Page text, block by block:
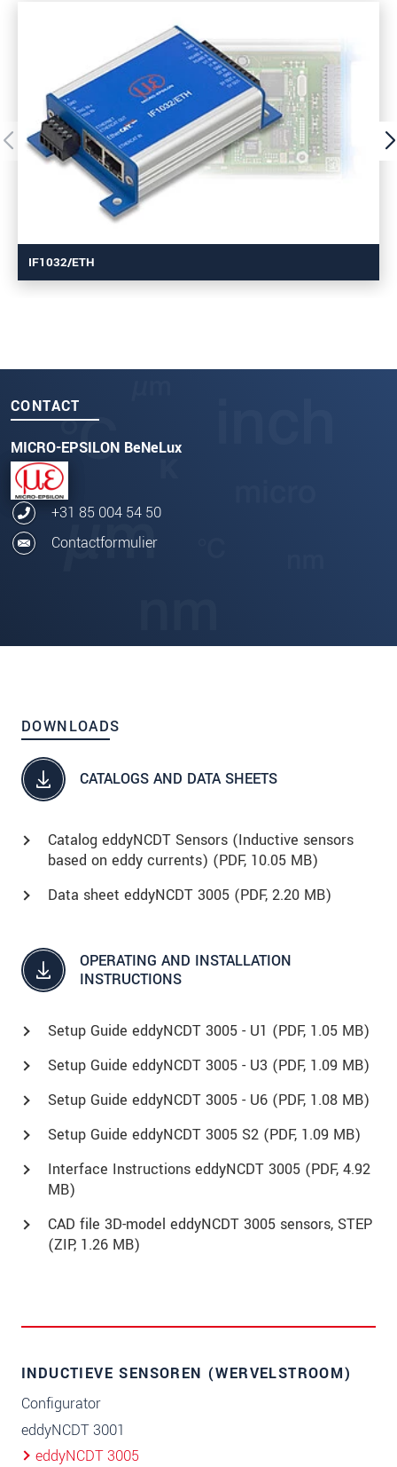
IF1032/ETH
CONTACT
MICRO-EPSILON BeNeLux
+31 85 004 54 50
Contactformulier
DOWNLOADS
CATALOGS AND DATA SHEETS
Catalog eddyNCDT Sensors (Inductive sensors
based on eddy currents) (PDF, 10.05 MB)
Data sheet eddyNCDT 3005 (PDF, 2.20 MB)
OPERATING AND INSTALLATION
INSTRUCTIONS
Setup Guide eddyNCDT 3005 - U1 (PDF, 1.05 MB)
Setup Guide eddyNCDT 3005 - U3 (PDF, 1.09 MB)
Setup Guide eddyNCDT 3005 - U6 (PDF, 1.08 MB)
Setup Guide eddyNCDT 3005 S2 (PDF, 1.09 MB)
Interface Instructions eddyNCDT 3005 (PDF, 4.92
MB)
CAD file 3D-model eddyNCDT 3005 sensors, STEP
(ZIP, 1.26 MB)
INDUCTIEVE SENSOREN (WERVELSTROOM)
Configurator
eddyNCDT 3001
eddyNCDT 3005